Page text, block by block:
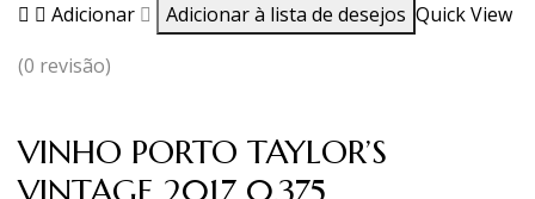
Adicionar Adicionar à lista de desejos Quick View
(0 revisão)
VINHO PORTO TAYLOR’S